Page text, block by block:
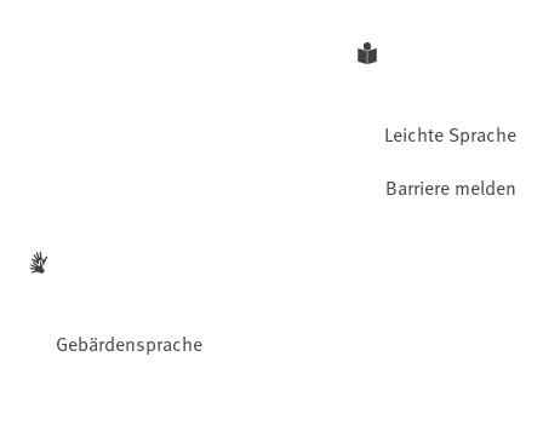
Leichte Sprache
Gebärdensprache
Barriere melden